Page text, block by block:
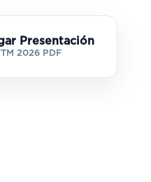
Presentación
2026 PDF